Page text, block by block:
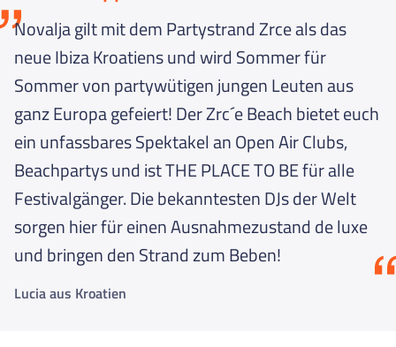
Der Aquarius Club hingegen ist die Legende des Zrce
Beaches. Er ist der zweitälteste Club und beliebte
Anlaufstelle für Schaumpartyfans. Außerdem bietet das
Aquarius euch zwei Außenbereiche mit Pools und einen
offenen Innenbereich. Wer eine Pause vom Endlos-
Tanzen braucht, flüchtet sich auf das Sonnendeck mit
einem traumhaften Blick auf den Strand. Dort können
Snacks und eisgekühlte Getränke bestellt werden,
womit ihr dann rundum versorgt seid, egal ob ihr by Day
feiern geht oder eine legendäre After Beach Party
besucht.
außergewöhnliche Locations steht ist hier genau richtig.
verschiedenen Angeboten wie Jetski fahren, Parasailing,
Wakeboarden und Windsurfing.
Novalja gilt mit dem Partystrand Zrce als das
neue Ibiza Kroatiens und wird Sommer für
Sommer von partywütigen jungen Leuten aus
ganz Europa gefeiert! Der Zrc´e Beach bietet euch
ein unfassbares Spektakel an Open Air Clubs,
Beachpartys und ist THE PLACE TO BE für alle
Festivalgänger. Die bekanntesten DJs der Welt
sorgen hier für einen Ausnahmezustand de luxe
und bringen den Strand zum Beben!
Lucia aus Kroatien